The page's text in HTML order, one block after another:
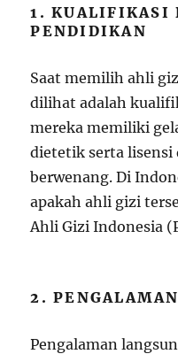
1. KUALIFIKASI
PENDIDIKAN
Saat memilih ahli
dilihat adalah
mereka memiliki
dietetik serta lisensi
berwenang. Di
apakah ahli gizi
Ahli Gizi Indonesia
2.
Pengalaman